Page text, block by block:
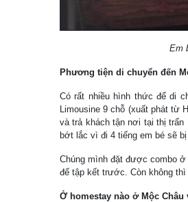
Em
Phương tiện di chuyển đến
Có rất nhiều hình thức để di
Limousine 9 chỗ (xuất phát từ
và trả khách tận nơi tại thị trấn
bớt lắc vì đi 4 tiếng em bé sẽ
Chúng mình đặt được combo
để tập kết trước. Còn không
Ở homestay nào ở Mộc